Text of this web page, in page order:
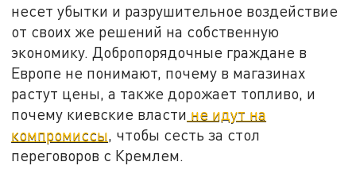
несет убытки и разрушительное воздействие
от своих же решений на собственную
экономику. Добропорядочные граждане в
Европе не понимают, почему в магазинах
растут цены, а также дорожает топливо, и
почему киевские власти не идут на
компромиссы, чтобы сесть за стол
переговоров с Кремлем.